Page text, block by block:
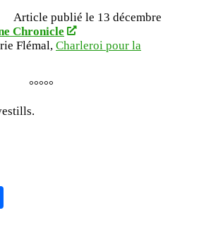
Article publié le 13 décembre
Chronicle
Flémal, Charleroi pour la
°°°°°